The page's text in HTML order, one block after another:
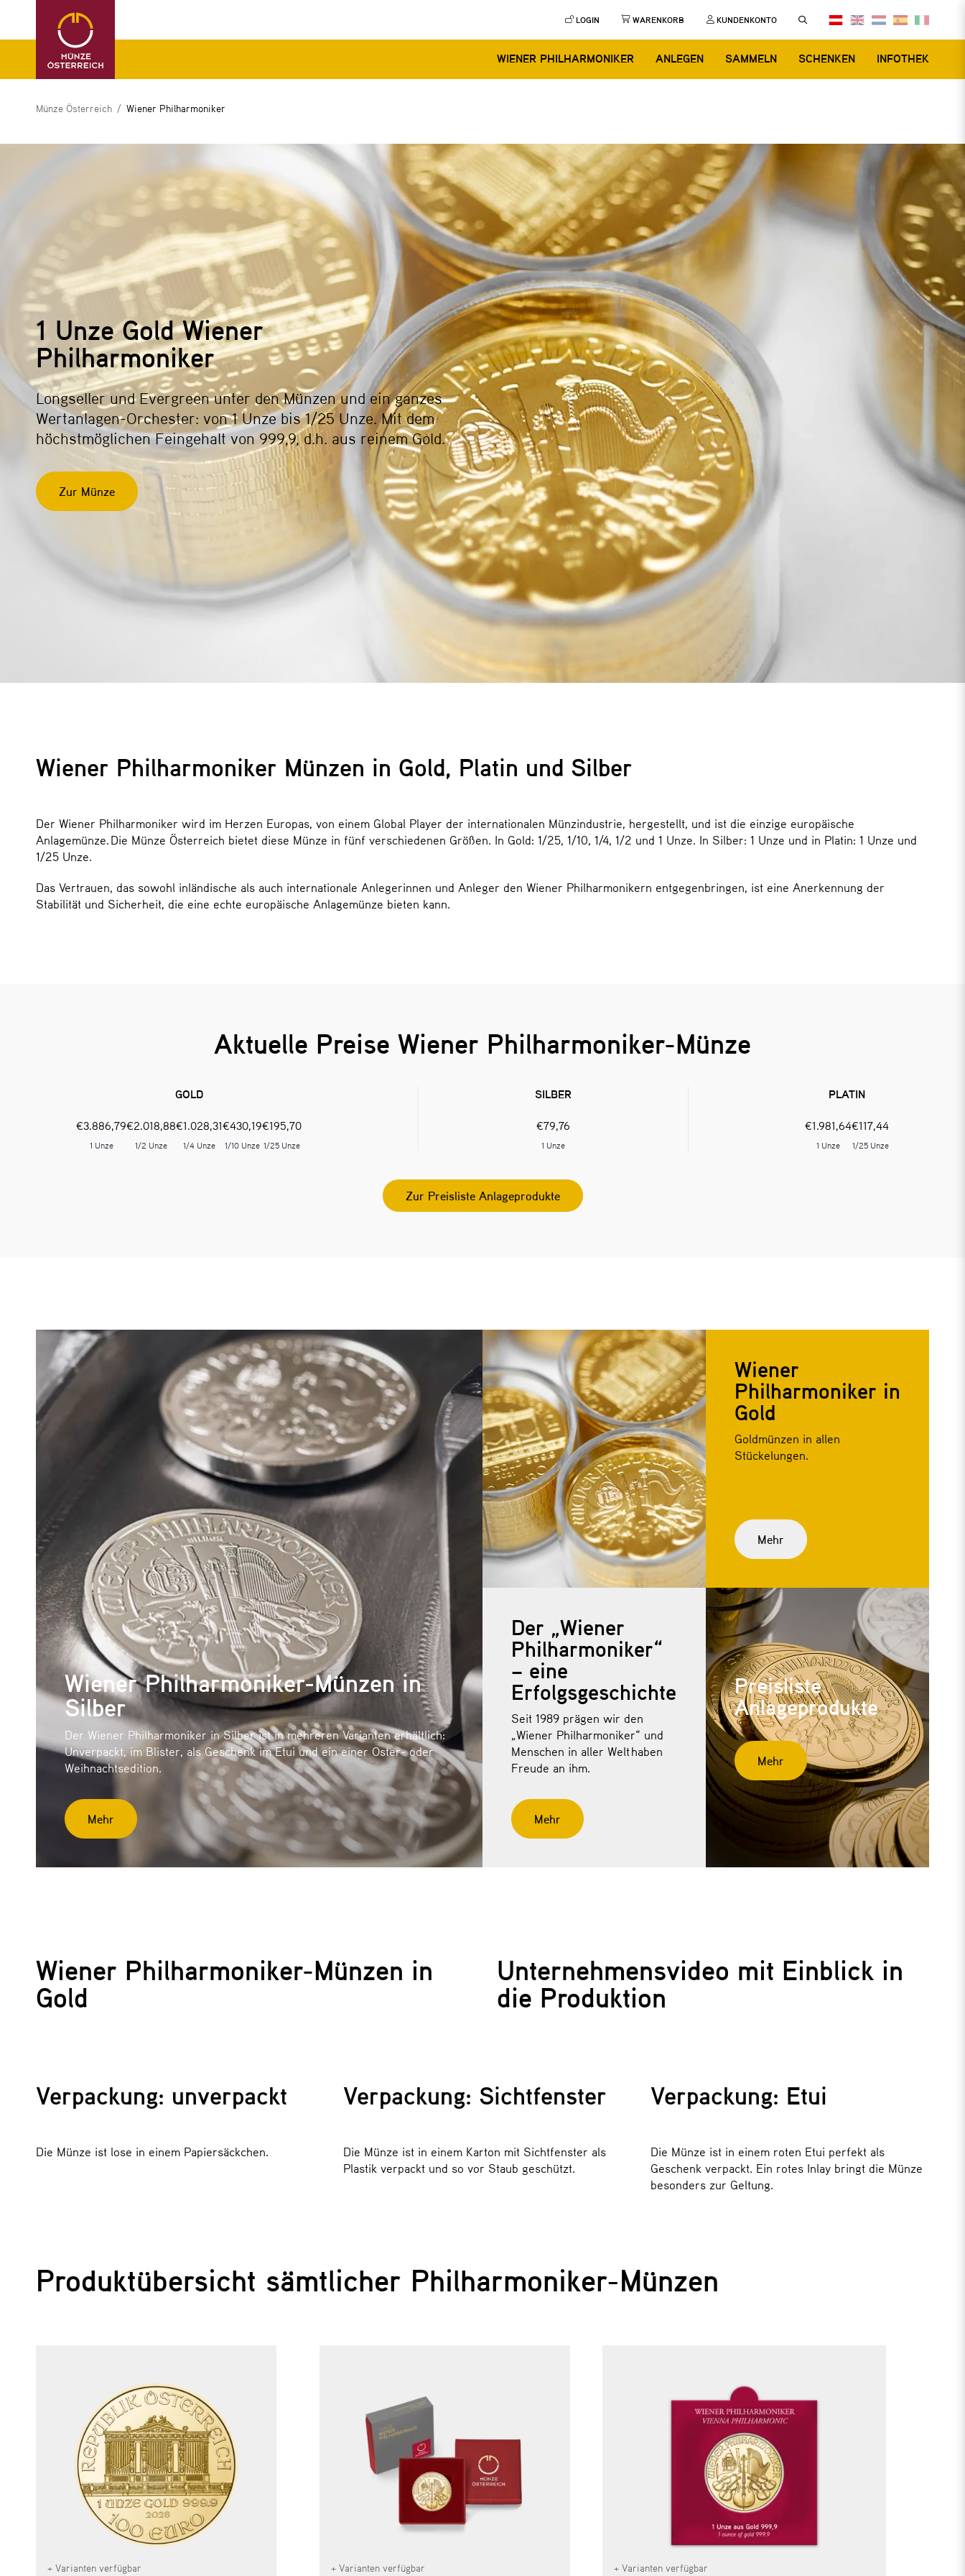
LOGIN WARENKORB KUNDENKONTO
WIENER PHILHARMONIKER ANLEGEN SAMMELN SCHENKEN INFOTHEK
Münze Österreich Wiener Philharmoniker
1 Unze Gold Wiener
Philharmoniker
Longseller und Evergreen unter den Münzen und ein ganzes
Wertanlagen-Orchester: von 1 Unze bis 1/25 Unze. Mit dem
höchstmöglichen Feingehalt von 999,9, d.h. aus reinem Gold.
Zur Münze
Wiener Philharmoniker Münzen in Gold, Platin und Silber
Der Wiener Philharmoniker wird im Herzen Europas, von einem Global Player der internationalen Münzindustrie, hergestellt, und ist die einzige europäische
Anlagemünze. Die Münze Österreich bietet diese Münze in fünf verschiedenen Größen. In Gold: 1/25, 1/10, 1/4, 1/2 und 1 Unze. In Silber: 1 Unze und in Platin: 1 Unze und
1/25 Unze.
Das Vertrauen, das sowohl inländische als auch internationale Anlegerinnen und Anleger den Wiener Philharmonikern entgegenbringen, ist eine Anerkennung der
Stabilität und Sicherheit, die eine echte europäische Anlagemünze bieten kann.
Aktuelle Preise Wiener Philharmoniker-Münze
GOLD
€3.886,79
1 Unze
€2.018,88
1/2 Unze
€1.028,31
1/4 Unze
€430,19
1/10 Unze
€195,70
1/25 Unze
SILBER
€79,76
1 Unze
PLATIN
€1.981,64
1 Unze
€117,44
1/25 Unze
Zur Preisliste Anlageprodukte
Wiener Philharmoniker-Münzen in
Silber
Der Wiener Philharmoniker in Silber ist in mehreren Varianten erhältlich:
Unverpackt, im Blister, als Geschenk im Etui und ein einer Oster- oder
Weihnachtsedition.
Mehr
Wiener
Philharmoniker in
Gold
Goldmünzen in allen
Stückelungen.
Mehr
Der „Wiener
Philharmoniker“
– eine
Erfolgsgeschichte
Seit 1989 prägen wir den
„Wiener Philharmoniker“ und
Menschen in aller Welt haben
Freude an ihm.
Mehr
Preisliste
Anlageprodukte
Mehr
Wiener Philharmoniker-Münzen in
Gold
Unternehmensvideo mit Einblick in
die Produktion
Verpackung: unverpackt
Die Münze ist lose in einem Papiersäckchen.
Verpackung: Sichtfenster
Die Münze ist in einem Karton mit Sichtfenster als
Plastik verpackt und so vor Staub geschützt.
Verpackung: Etui
Die Münze ist in einem roten Etui perfekt als
Geschenk verpackt. Ein rotes Inlay bringt die Münze
besonders zur Geltung.
Produktübersicht sämtlicher Philharmoniker-Münzen
+ Varianten verfügbar + Varianten verfügbar + Varianten verfügbar